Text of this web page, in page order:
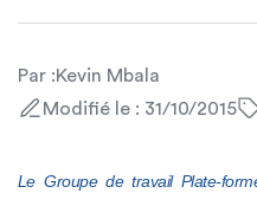
Par :Kevin Mbala
Modifié le : 31/10/2015
Le Groupe de travail Plate-